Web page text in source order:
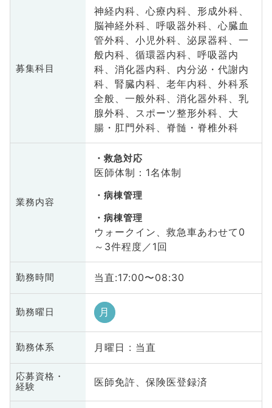
募集科目
神経内科、心療内科、形成外科、
脳神経外科、呼吸器外科、心臓血
管外科、小児外科、泌尿器科、一
般内科、循環器内科、呼吸器内
科、消化器内科、内分泌・代謝内
科、腎臓内科、老年内科、外科系
全般、一般外科、消化器外科、乳
腺外科、スポーツ整形外科、大
腸・肛門外科、脊髄・脊椎外科
業務内容
救急対応
医師体制：1名体制
病棟管理
病棟管理
ウォークイン、救急車あわせて0
～3件程度／1回
勤務時間 当直:17:00〜08:30
勤務曜日 月
勤務体系 月曜日 : 当直
応募資格・
経験
医師免許、保険医登録済